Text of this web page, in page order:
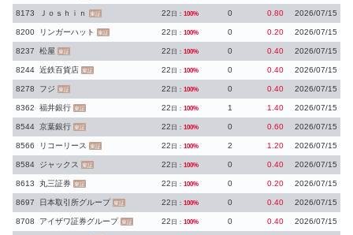
8173 Ｊｏｓｈｉｎ 東証 22 日： 100% 0 0.80 2026/07/15
8200 リンガーハット 東証 22 日： 100% 0 0.20 2026/07/15
8237 松屋 東証 22 日： 100% 0 0.40 2026/07/15
8244 近鉄百貨店 東証 22 日： 100% 0 0.40 2026/07/15
8278 フジ 東証 22 日： 100% 0 0.40 2026/07/15
8362 福井銀行 東証 22 日： 100% 1 1.40 2026/07/15
8544 京葉銀行 東証 22 日： 100% 0 0.60 2026/07/15
8566 リコーリース 東証 22 日： 100% 2 1.20 2026/07/15
8584 ジャックス 東証 22 日： 100% 0 0.40 2026/07/15
8613 丸三証券 東証 22 日： 100% 0 0.20 2026/07/15
8697 日本取引所グループ 東証 22 日： 100% 0 0.40 2026/07/15
8708 アイザワ証券グループ 東証 22 日： 100% 0 0.40 2026/07/15